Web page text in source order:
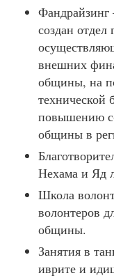
создан отдел
внешних
общины, на
технической
повышению
общины в
Нехама и Яд
Школа
волонтеров
общины.
Занятия в
иврите и